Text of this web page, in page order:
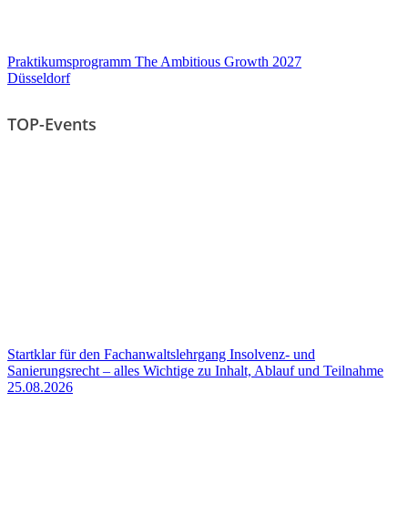
Praktikumsprogramm The Ambitious Growth 2027
Düsseldorf
TOP-Events
Startklar für den Fachanwaltslehrgang Insolvenz- und
Sanierungsrecht – alles Wichtige zu Inhalt, Ablauf und Teilnahme
25.08.2026